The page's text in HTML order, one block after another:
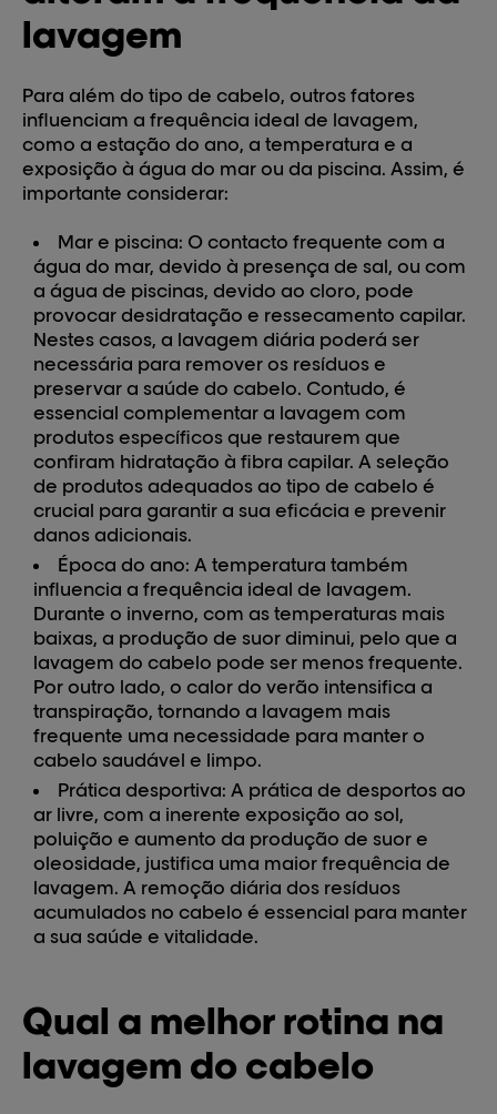
lavagem
Para além do tipo de cabelo, outros fatores
influenciam a frequência ideal de lavagem,
como a estação do ano, a temperatura e a
exposição à água do mar ou da piscina. Assim, é
importante considerar:
Mar e piscina: O contacto frequente com a
água do mar, devido à presença de sal, ou com
a água de piscinas, devido ao cloro, pode
provocar desidratação e ressecamento capilar.
Nestes casos, a lavagem diária poderá ser
necessária para remover os resíduos e
preservar a saúde do cabelo. Contudo, é
essencial complementar a lavagem com
produtos específicos que restaurem que
confiram hidratação à fibra capilar. A seleção
de produtos adequados ao tipo de cabelo é
crucial para garantir a sua eficácia e prevenir
danos adicionais.
Época do ano: A temperatura também
influencia a frequência ideal de lavagem.
Durante o inverno, com as temperaturas mais
baixas, a produção de suor diminui, pelo que a
lavagem do cabelo pode ser menos frequente.
Por outro lado, o calor do verão intensifica a
transpiração, tornando a lavagem mais
frequente uma necessidade para manter o
cabelo saudável e limpo.
Prática desportiva: A prática de desportos ao
ar livre, com a inerente exposição ao sol,
poluição e aumento da produção de suor e
oleosidade, justifica uma maior frequência de
lavagem. A remoção diária dos resíduos
acumulados no cabelo é essencial para manter
a sua saúde e vitalidade.
Qual a melhor rotina na
lavagem do cabelo